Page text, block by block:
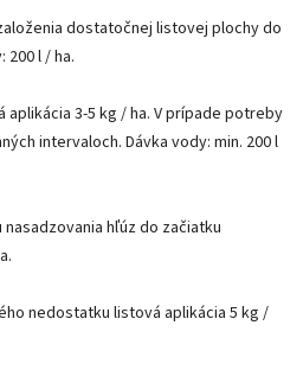
dostatočnej listovej plochy do
200 l / ha.
aplikácia 3-5 kg ​​/ ha. V prípade potreby
intervaloch. Dávka vody: min. 200 l
hľúz do začiatku
nedostatku listová aplikácia 5 kg /